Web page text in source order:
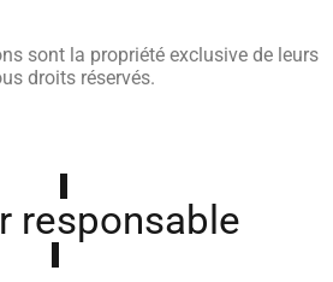
sont la propriété exclusive de leurs
droits réservés.
responsable